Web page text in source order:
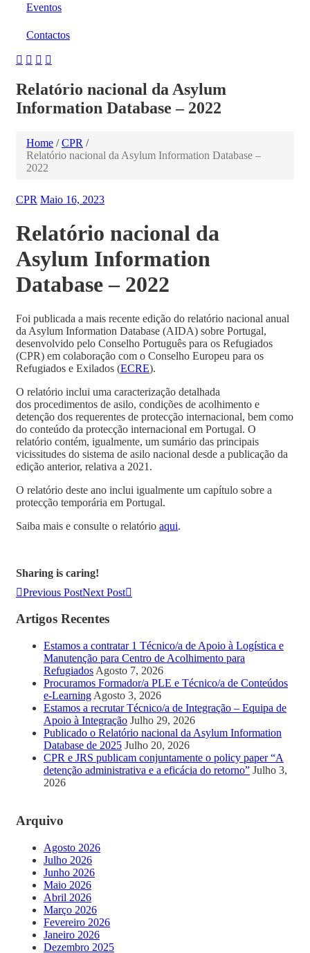
Eventos
Contactos
Relatório nacional da Asylum
Information Database – 2022
Home / CPR /
Relatório nacional da Asylum Information Database –
2022
CPR Maio 16, 2023
Relatório nacional da
Asylum Information
Database – 2022
Foi publicada a mais recente edição do relatório nacional anual
da Asylum Information Database (AIDA) sobre Portugal,
desenvolvido pelo Conselho Português para os Refugiados
(CPR) em colaboração com o Conselho Europeu para os
Refugiados e Exilados (ECRE).
O relatório inclui uma caracterização detalhada
dos procedimentos de asilo, condições de acolhimento e
detenção dos requerentes de protecção internacional, bem como
do conteúdo da protecção internacional em Portugal. O
relatório contém, igualmente, um sumário das principais
vicissitudes do sistema de asilo nacional desde a publicação da
edição anterior, relativa a 2021.
O relatório deste ano inclui igualmente um capítulo sobre a
protecção temporária em Portugal.
Saiba mais e consulte o relatório aqui.
Sharing is caring!
Previous PostNext Post
Artigos Recentes
Estamos a contratar 1 Técnico/a de Apoio à Logística e
Manutenção para Centro de Acolhimento para
Refugiados Agosto 7, 2026
Procuramos Formador/a PLE e Técnico/a de Conteúdos
e-Learning Agosto 3, 2026
Estamos a recrutar Técnico/a de Integração – Equipa de
Apoio à Integração Julho 29, 2026
Publicado o Relatório nacional da Asylum Information
Database de 2025 Julho 20, 2026
CPR e JRS publicam conjuntamente o policy paper “A
detenção administrativa e a eficácia do retorno” Julho 3,
2026
Arquivo
Agosto 2026
Julho 2026
Junho 2026
Maio 2026
Abril 2026
Março 2026
Fevereiro 2026
Janeiro 2026
Dezembro 2025